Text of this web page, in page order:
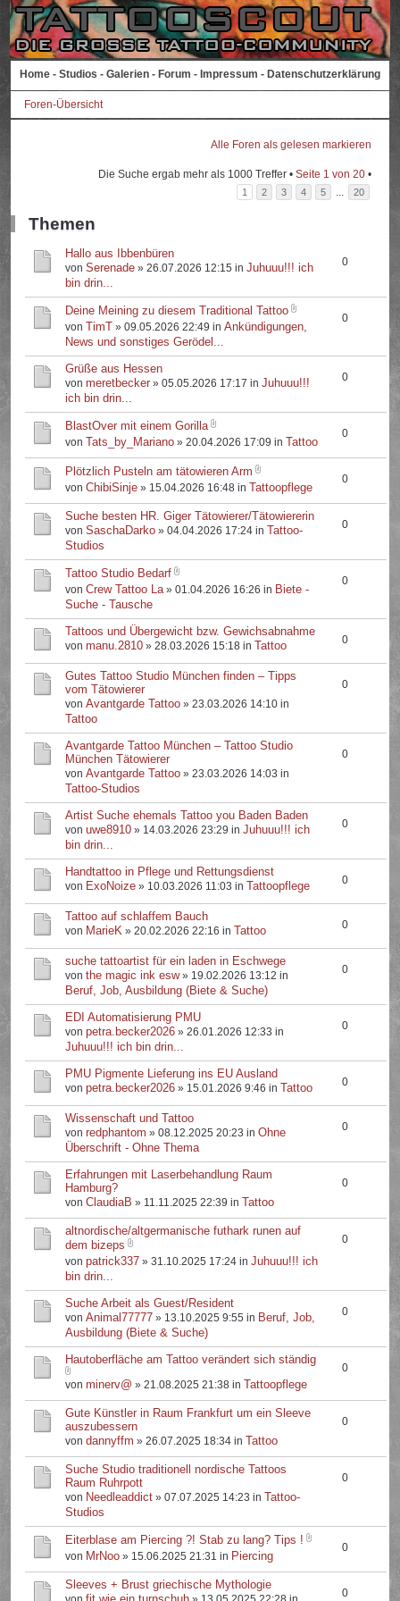
Home - Studios - Galerien - Forum - Impressum - Datenschutzerklärung
Foren-Übersicht
Alle Foren als gelesen markieren
Die Suche ergab mehr als 1000 Treffer • Seite 1 von 20•
1 2 3 4 5 ... 20
Themen
Hallo aus Ibbenbüren
vonSerenade » 26.07.2026 12:15 inJuhuuu!!! ich
bin drin...
0
Deine Meining zu diesem Traditional Tattoo
von TimT » 09.05.2026 22:49 inAnkündigungen,
News und sonstiges Gerödel...
0
Grüße aus Hessen
vonmeretbecker » 05.05.2026 17:17 inJuhuuu!!!
ich bin drin...
0
BlastOver mit einem Gorilla
von Tats_by_Mariano » 20.04.2026 17:09 in Tattoo
0
Plötzlich Pusteln am tätowieren Arm
vonChibiSinje » 15.04.2026 16:48 in Tattoopflege
0
Suche besten HR. Giger Tätowierer/Tätowiererin
vonSaschaDarko » 04.04.2026 17:24 in Tattoo-
Studios
0
Tattoo Studio Bedarf
vonCrew Tattoo La» 01.04.2026 16:26 in Biete -
Suche - Tausche
0
Tattoos und Übergewicht bzw. Gewichsabnahme
vonmanu.2810 » 28.03.2026 15:18 in Tattoo 0
Gutes Tattoo Studio München finden – Tipps
vom Tätowierer
vonAvantgarde Tattoo » 23.03.2026 14:10 in
Tattoo
0
Avantgarde Tattoo München – Tattoo Studio
München Tätowierer
vonAvantgarde Tattoo » 23.03.2026 14:03 in
Tattoo-Studios
0
Artist Suche ehemals Tattoo you Baden Baden
vonuwe8910 » 14.03.2026 23:29 inJuhuuu!!! ich
bin drin...
0
Handtattoo in Pflege und Rettungsdienst
von ExoNoize » 10.03.2026 11:03 in Tattoopflege 0
Tattoo auf schlaffem Bauch
von MarieK » 20.02.2026 22:16 in Tattoo 0
suche tattoartist für ein laden in Eschwege
vonthe magic ink esw» 19.02.2026 13:12 in
Beruf, Job, Ausbildung (Biete & Suche)
0
EDI Automatisierung PMU
vonpetra.becker2026 » 26.01.2026 12:33 in
Juhuuu!!! ich bin drin...
0
PMU Pigmente Lieferung ins EU Ausland
vonpetra.becker2026 » 15.01.2026 9:46 in Tattoo 0
Wissenschaft und Tattoo
vonredphantom » 08.12.2025 20:23 inOhne
Überschrift - Ohne Thema
0
Erfahrungen mit Laserbehandlung Raum
Hamburg?
vonClaudiaB » 11.11.2025 22:39 in Tattoo
0
altnordische/altgermanische futhark runen auf
dem bizeps
vonpatrick337 » 31.10.2025 17:24 inJuhuuu!!! ich
bin drin...
0
Suche Arbeit als Guest/Resident
vonAnimal77777 » 13.10.2025 9:55 in Beruf, Job,
Ausbildung (Biete & Suche)
0
Hautoberfläche am Tattoo verändert sich ständig
vonminerv@ » 21.08.2025 21:38 in Tattoopflege
0
Gute Künstler in Raum Frankfurt um ein Sleeve
auszubessern
vondannyffm » 26.07.2025 18:34 in Tattoo
0
Suche Studio traditionell nordische Tattoos
Raum Ruhrpott
von Needleaddict » 07.07.2025 14:23 in Tattoo-
Studios
0
Eiterblase am Piercing ?! Stab zu lang? Tips !
von MrNoo » 15.06.2025 21:31 in Piercing
0
Sleeves + Brust griechische Mythologie
0